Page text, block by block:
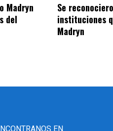
Madryn
del
Se
instituciones
Madryn
EN